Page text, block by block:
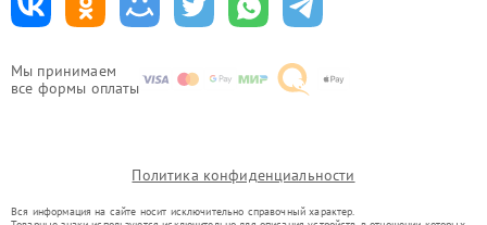
Мы принимаем
все формы оплаты
Политика конфиденциальности
Вся информация на сайте носит исключительно справочный характер.